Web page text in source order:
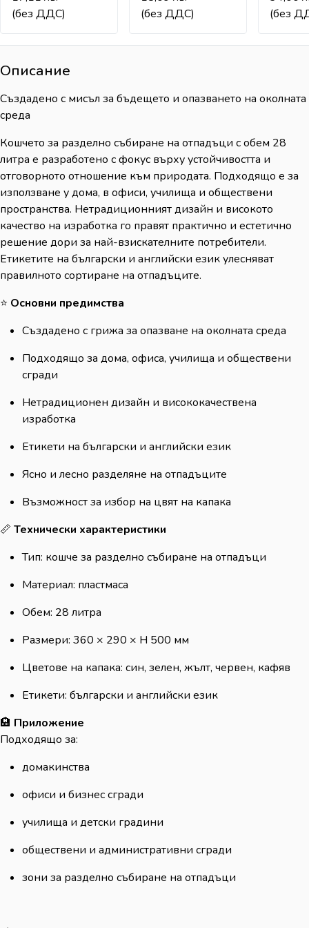
(без ДДС)
(без ДДС)
(без
Описание
Създадено с мисъл за бъдещето и опазването на околната
среда
Кошчето за разделно събиране на отпадъци с обем 28
литра е разработено с фокус върху устойчивостта и
отговорното отношение към природата. Подходящо е за
използване у дома, в офиси, училища и обществени
пространства. Нетрадиционният дизайн и високото
качество на изработка го правят практично и естетично
решение дори за най-взискателните потребители.
Етикетите на български и английски език улесняват
правилното сортиране на отпадъците.
⭐ Основни предимства
Създадено с грижа за опазване на околната среда
Подходящо за дома, офиса, училища и обществени
сгради
Нетрадиционен дизайн и висококачествена
изработка
Етикети на български и английски език
Ясно и лесно разделяне на отпадъците
Възможност за избор на цвят на капака
📏 Технически характеристики
Тип: кошче за разделно събиране на отпадъци
Материал: пластмаса
Обем: 28 литра
Размери: 360 × 290 × H 500 мм
Цветове на капака: син, зелен, жълт, червен, кафяв
Етикети: български и английски език
🏨 Приложение
Подходящо за:
домакинства
офиси и бизнес сгради
училища и детски градини
обществени и административни сгради
зони за разделно събиране на отпадъци